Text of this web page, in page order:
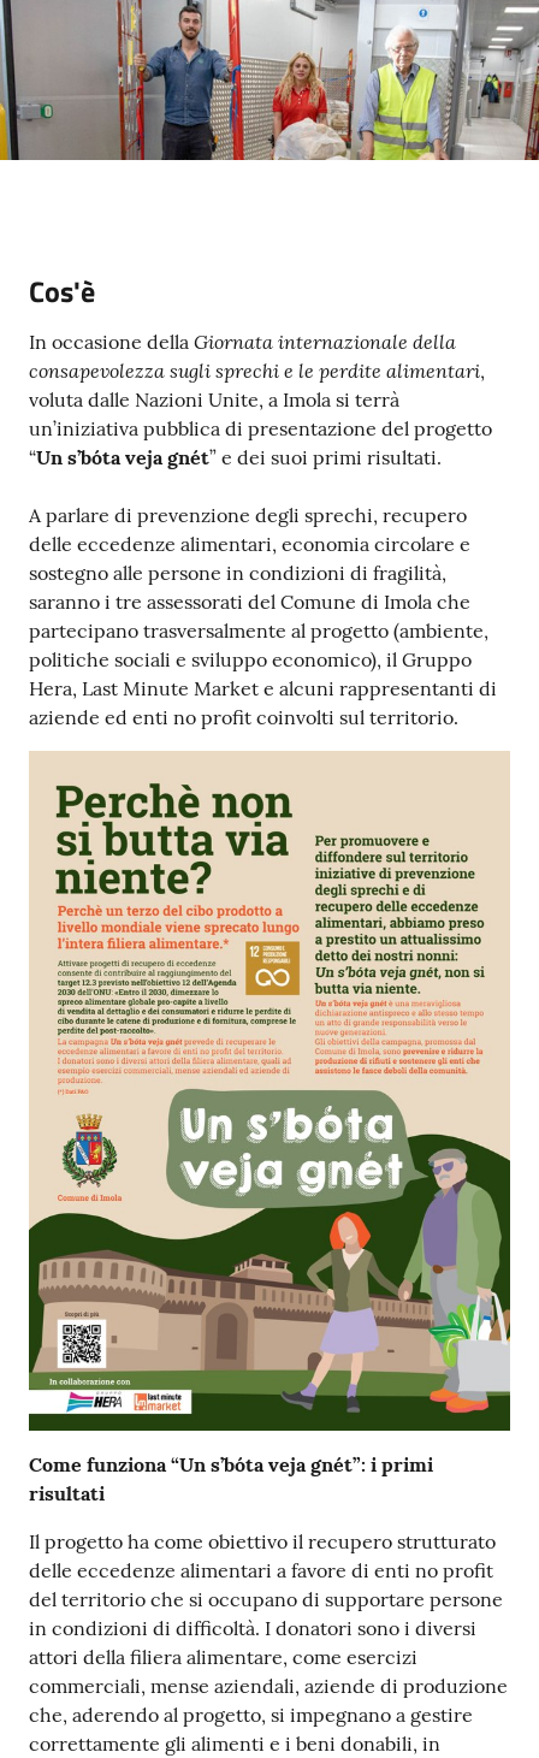
m
PNRR
Servizi
on-
line
Seguici
su
Cos'è
In occasione della Giornata internazionale della
consapevolezza sugli sprechi e le perdite alimentari,
voluta dalle Nazioni Unite, a Imola si terrà
un’iniziativa pubblica di presentazione del progetto
“Un s’bóta veja gnét” e dei suoi primi risultati.
A parlare di prevenzione degli sprechi, recupero
delle eccedenze alimentari, economia circolare e
sostegno alle persone in condizioni di fragilità,
saranno i tre assessorati del Comune di Imola che
partecipano trasversalmente al progetto (ambiente,
politiche sociali e sviluppo economico), il Gruppo
Hera, Last Minute Market e alcuni rappresentanti di
aziende ed enti no profit coinvolti sul territorio.
Come funziona “Un s’bóta veja gnét”: i primi
risultati
Il progetto ha come obiettivo il recupero strutturato
delle eccedenze alimentari a favore di enti no profit
del territorio che si occupano di supportare persone
in condizioni di difficoltà. I donatori sono i diversi
attori della filiera alimentare, come esercizi
commerciali, mense aziendali, aziende di produzione
che, aderendo al progetto, si impegnano a gestire
correttamente gli alimenti e i beni donabili, in